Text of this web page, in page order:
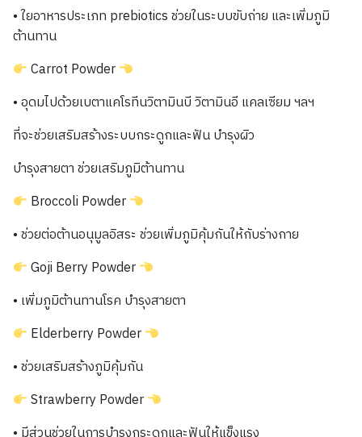
• ใยอาหารประเภท prebiotics ช่วยในระบบขับถ่าย และเพิ่มภูมิ
ต้านทาน
Carrot Powder
• อุดมไปด้วยเบตาแคโรทีนวิตามินบี วิตามินอี แคลเซียม ฯลฯ
ที่จะช่วยเสริมสร้างระบบกระดูกและฟัน บำรุงผิว
บำรุงสายตา ช่วยเสริมภูมิต้านทาน
Broccoli Powder
• ช่วยต่อต้านอนุมูลอิสระ ช่วยเพิ่มภูมิคุ้มกันให้กับร่างกาย
Goji Berry Powder
• เพิ่มภูมิต้านทานโรค บำรุงสายตา
Elderberry Powder
• ช่วยเสริมสร้างภูมิคุ้มกัน
Strawberry Powder